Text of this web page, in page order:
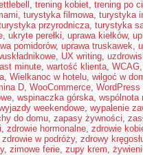
, trening kobiet, trening po
, turystyka filmowa, turystyka
przyrodnicza, turystyka
, ukryte perełki, uprawa kiełków,
pomidorów, uprawa truskawek,
, UX writing,
minute, wartość klienta, WCAG
, Wielkanoc w hotelu, wilgoć w
D, WooCommerce, WordPress
, wspinaczka górska, wspólnota
weekendowe, wypalenie
do domu, zapasy żywności,
, zdrowie hormonalne, zdrowie
zdrowie w podróży, zdrowy
, zimowe ferie, zupy krem,